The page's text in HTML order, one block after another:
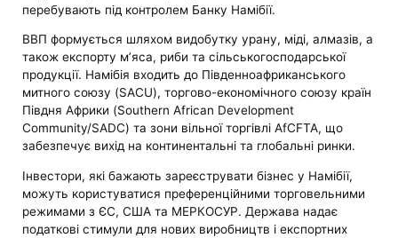
перебувають під контролем Банку Намібії.
ВВП формується шляхом видобутку урану, міді, алмазів, а
також експорту м’яса, риби та сільськогосподарської
продукції. Намібія входить до Південноафриканського
митного союзу (SACU), торгово-економічного союзу країн
Півдня Африки (Southern African Development
Community/SADC) та зони вільної торгівлі AfCFTA, що
забезпечує вихід на континентальні та глобальні ринки.
Інвестори, які бажають зареєструвати бізнес у Намібії,
можуть користуватися преференційними торговельними
режимами з ЄС, США та МЕРКОСУР. Держава надає
податкові стимули для нових виробництв і експортних